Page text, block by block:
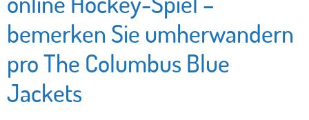
bemerken Sie umherwandern
pro The Columbus Blue
Jackets